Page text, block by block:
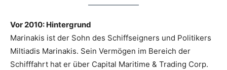
Vor 2010: Hintergrund
Marinakis ist der Sohn des Schiffseigners und Politikers
Miltiadis Marinakis. Sein Vermögen im Bereich der
Schifffahrt hat er über Capital Maritime & Trading Corp.